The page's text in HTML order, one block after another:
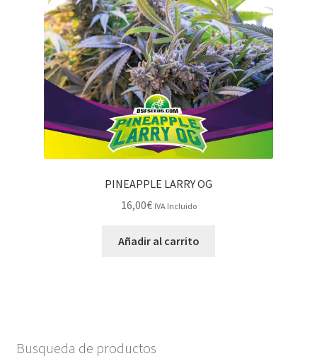
PINEAPPLE LARRY OG
16,00€ IVA Incluido
Añadir al carrito
Busqueda de productos